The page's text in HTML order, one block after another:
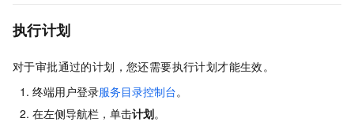
执行计划
对于审批通过的计划，您还需要执行计划才能生效。
终端用户登录服务目录控制台。
在左侧导航栏，单击计划。